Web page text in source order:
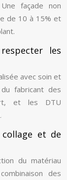
façade non
de 10 à 15% et
les
avec soin et
fabricant des
et les DTU
collage et de
du matériau
des